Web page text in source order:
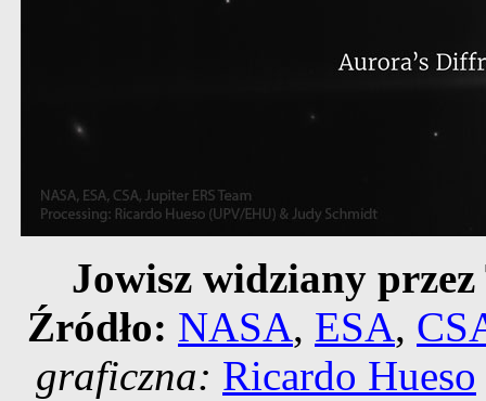
Jowisz widziany
Źródło: NASA, ESA,
graficzna: Ricardo Hueso